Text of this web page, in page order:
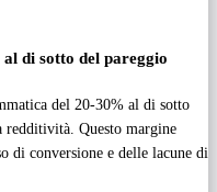
di sotto del pareggio
del 20-30% al di sotto
redditività. Questo margine
di conversione e delle lacune di